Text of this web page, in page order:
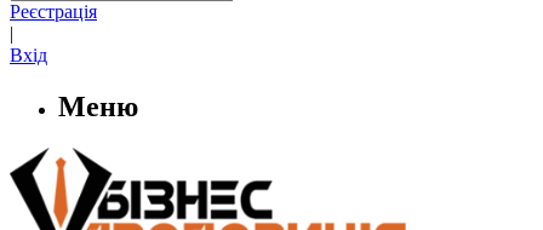
Реєстрація
|
Вхід
Меню